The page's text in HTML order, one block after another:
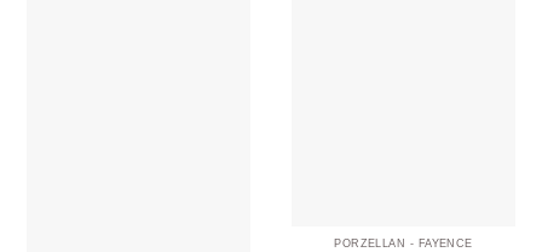
PORZELLAN - FAYENCE